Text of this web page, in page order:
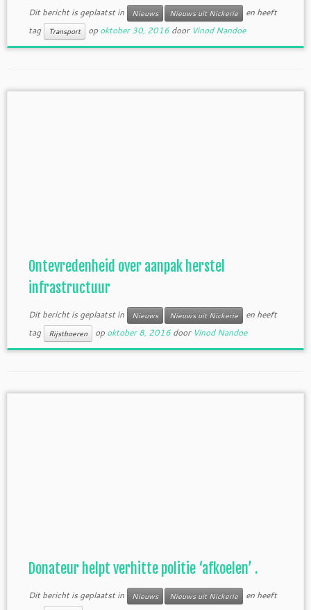
Dit bericht is geplaatst in Nieuws Nieuws uit Nickerie
en heeft
tag
Transport op oktober 30, 2016 door Vinod Nandoe
Ontevredenheid over aanpak herstel
infrastructuur
Dit bericht is geplaatst in Nieuws Nieuws uit Nickerie
en heeft
tag
Rijstboeren op oktober 8, 2016 door Vinod Nandoe
Donateur helpt verhitte politie ‘afkoelen’ .
Dit bericht is geplaatst in Nieuws Nieuws uit Nickerie
en heeft